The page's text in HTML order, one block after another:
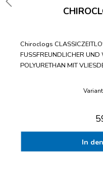
Chiroclogs
FUSSFREUNDLICHER
POLYURETHAN MIT
fußfreundlicher
In